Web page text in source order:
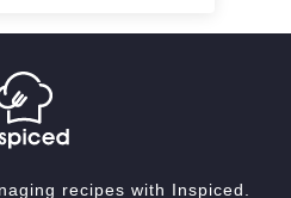
recipes with Inspiced.